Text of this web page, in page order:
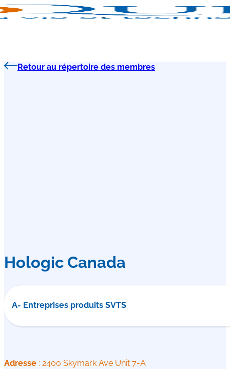
Retour au répertoire des membres
Hologic Canada
A- Entreprises produits SVTS
Adresse : 2400 Skymark Ave Unit 7-A